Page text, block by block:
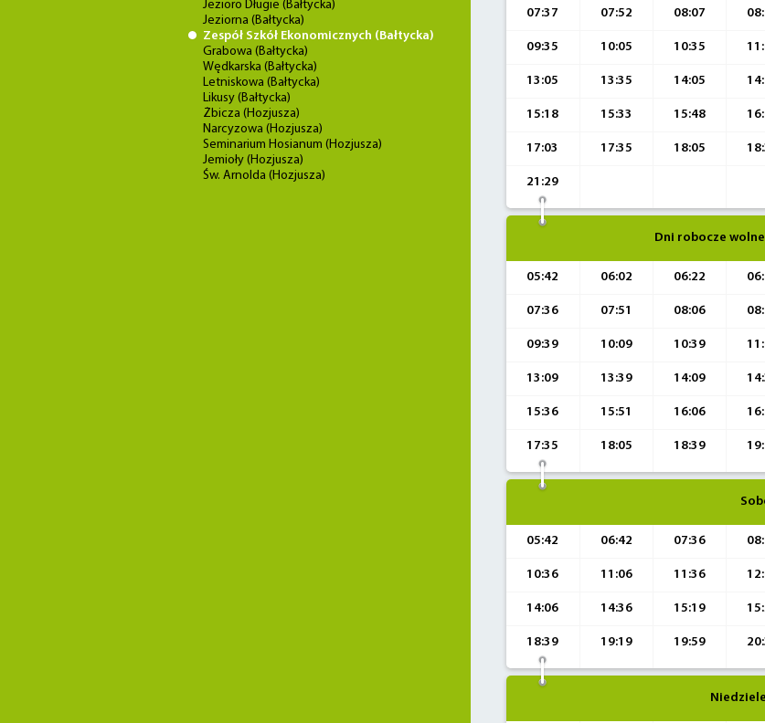
Jezioro Długie (Bałtycka)
Jeziorna (Bałtycka)
Zespół Szkół Ekonomicznych (Bałtycka)
Grabowa (Bałtycka)
Wędkarska (Bałtycka)
Letniskowa (Bałtycka)
Likusy (Bałtycka)
Żbicza (Hozjusza)
Narcyzowa (Hozjusza)
Seminarium Hosianum (Hozjusza)
Jemioły (Hozjusza)
Św. Arnolda (Hozjusza)
07:37 07:52 08:07
09:35 10:05 10:35
13:05 13:35 14:05
15:18 15:33 15:48
17:03 17:35 18:05
21:29
Dni robocze
05:42 06:02 06:22
07:36 07:51 08:06
09:39 10:09 10:39
13:09 13:39 14:09
15:36 15:51 16:06
17:35 18:05 18:39
05:42 06:42 07:36
10:36 11:06 11:36
14:06 14:36 15:19
18:39 19:19 19:59